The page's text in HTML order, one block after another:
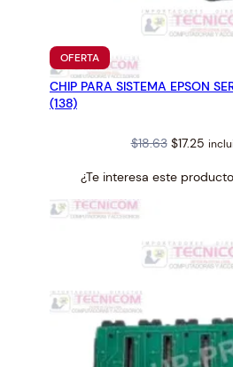
t
i
d
a
OFERTAPRODUCTO
EN
OFERTA
CHIP PARA SISTEMA EPSON
(138)
$18.63 Original
was:
$17.25
is:
¿Te interesa este